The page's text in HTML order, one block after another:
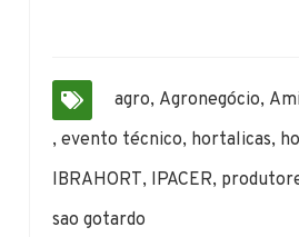
agro, Agronegócio,
,evento técnico, hortalicas,
IBRAHORT, IPACER,
sao gotardo